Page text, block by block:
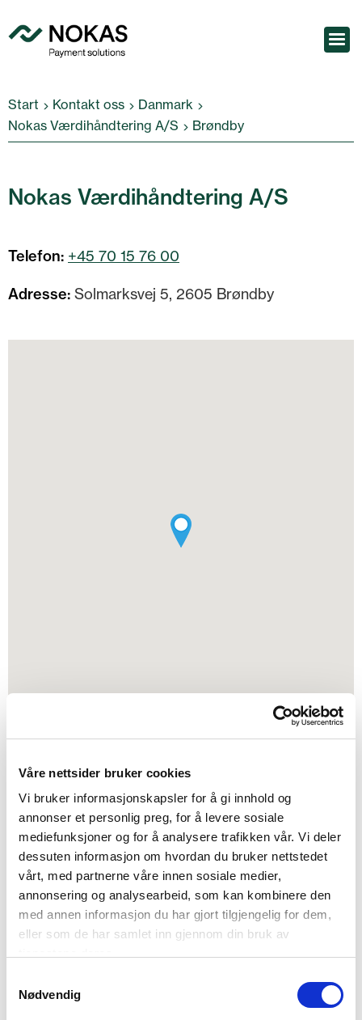
Våre nettsider bruker cookies
Vi bruker informasjonskapsler for å gi innhold og
annonser et personlig preg, for å levere sosiale
mediefunksjoner og for å analysere trafikken vår. Vi deler
dessuten informasjon om hvordan du bruker nettstedet
vårt, med partnerne våre innen sosiale medier,
annonsering og analysearbeid, som kan kombinere den
med annen informasjon du har gjort tilgjengelig for dem,
eller som de har samlet inn gjennom din bruk av
Nødvendig
Start Kontakt oss
Danmark
Nokas Værdihåndtering A/S
Brøndby
Nokas Værdihåndtering A/S
Telefon: +45 70 15 76 00
Adresse: Solmarksvej 5, 2605 Brøndby
Nokas Værdihåndtering A/S
har 1 annen lokasjon
Nokas Værdihåndtering A/S
Rosbjergvej 15,
8220 Brabrand